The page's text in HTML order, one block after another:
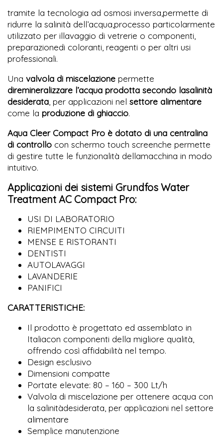
tramite la tecnologia ad osmosi inversa,permette di
ridurre la salinità dell’acqua,processo particolarmente
utilizzato per illavaggio di vetrerie o componenti,
preparazionedi coloranti, reagenti o per altri usi
professionali.
Una valvola di miscelazione permette
diremineralizzare l’acqua prodotta secondo lasalinità
desiderata , per applicazioni nel settore alimentare
come la produzione di ghiaccio.
Aqua Cleer Compact Pro è dotato di una centralina
di controllo con schermo touch screenche permette
di gestire tutte le funzionalità dellamacchina in modo
intuitivo.
Applicazioni dei sistemi Grundfos Water
Treatment AC Compact Pro:
USI DI LABORATORIO
RIEMPIMENTO CIRCUITI
MENSE E RISTORANTI
DENTISTI
AUTOLAVAGGI
LAVANDERIE
PANIFICI
CARATTERISTICHE:
Il prodotto è progettato ed assemblato in
Italiacon componenti della migliore qualità,
offrendo così affidabilità nel tempo.
Design esclusivo
Dimensioni compatte
Portate elevate: 80 – 160 – 300 Lt/h
Valvola di miscelazione per ottenere acqua con
la salinitàdesiderata, per applicazioni nel settore
alimentare
Semplice manutenzione